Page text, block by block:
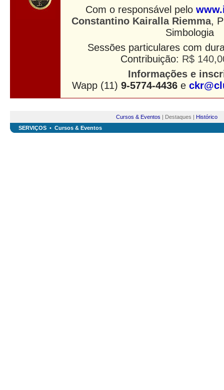
Com o responsável pelo
Constantino Kairalla Riemma,
Simbologia
Sessões particulares com
Contribuição: R$
Informações e i
Wapp (11) 9-5774-4436 e
Cursos & Eventos | Destaques | Histórico
SERVIÇOS • Cursos & Eventos